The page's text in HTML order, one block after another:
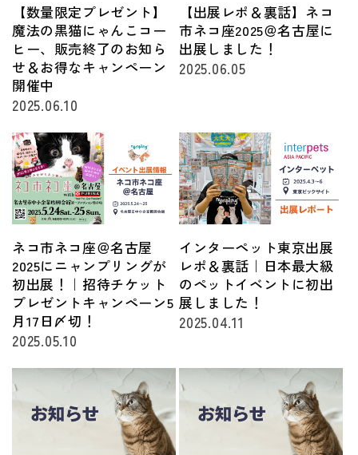
【数量限定プレゼント】
魔法の黒猫にゃんこコー
ヒー、販売終了のお知ら
せ＆お得なキャンペーン
開催中
2025.06.10
【出展レポ＆裏話】ネコ
市ネコ座2025＠名古屋に
出展しました！
2025.06.05
ネコ市ネコ座＠名古屋
2025にニャンプリングが
初出展！｜招待チケット
プレゼントキャンペーン5
月17日〆切！
2025.05.10
インターペット東京出展
レポ＆裏話｜日本最大級
のペットイベントに初出
展しました！
2025.04.11